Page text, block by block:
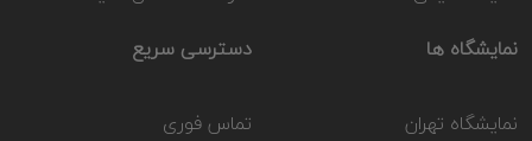
نمایشگاه ها
نمایشگاه تهران
دسترسی سریع
تماس فوری